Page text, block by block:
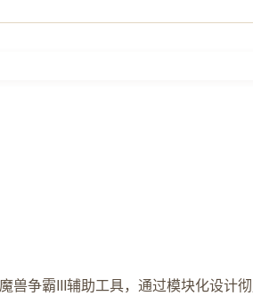
兽争霸III辅助工具，通过模块化设计